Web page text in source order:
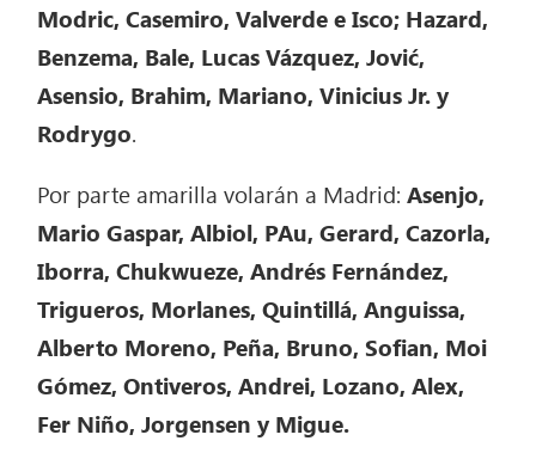
Modric, Casemiro, Valverde e Isco; Hazard,
Benzema, Bale, Lucas Vázquez, Jović,
Asensio, Brahim, Mariano, Vinicius Jr. y
Rodrygo.
Por parte amarilla volarán a Madrid:Asenjo,
Mario Gaspar, Albiol, PAu, Gerard, Cazorla,
Iborra, Chukwueze, Andrés Fernández,
Trigueros, Morlanes, Quintillá, Anguissa,
Alberto Moreno, Peña, Bruno, Sofian, Moi
Gómez, Ontiveros, Andrei, Lozano, Alex,
Fer Niño, Jorgensen y Migue.